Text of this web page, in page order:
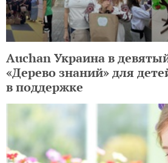
Auchan Украина в
«Дерево знаний» для
в поддержке